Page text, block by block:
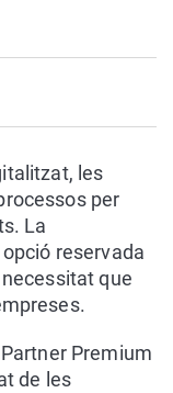
Gente viajera
Retornados
Operación Viuda
Galicia
Navarra
País Vasco
Televisión
les
per
La
reservada
que
Premium
de les